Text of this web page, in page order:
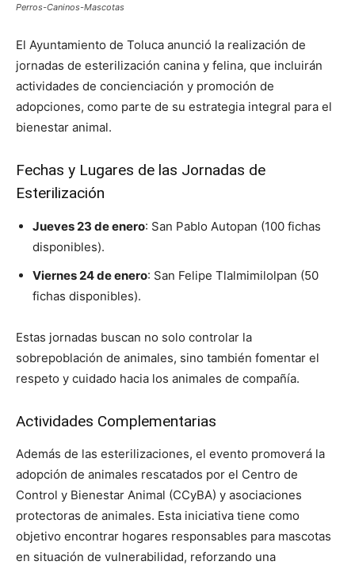
Perros-Caninos-Mascotas
El Ayuntamiento de Toluca anunció la realización de
jornadas de esterilización canina y felina, que incluirán
actividades de concienciación y promoción de
adopciones, como parte de su estrategia integral para el
bienestar animal.
Fechas y Lugares de las Jornadas de
Esterilización
Jueves 23 de enero: San Pablo Autopan (100 fichas
disponibles).
Viernes 24 de enero: San Felipe Tlalmimilolpan (50
fichas disponibles).
Estas jornadas buscan no solo controlar la
sobrepoblación de animales, sino también fomentar el
respeto y cuidado hacia los animales de compañía.
Actividades Complementarias
Además de las esterilizaciones, el evento promoverá la
adopción de animales rescatados por el Centro de
Control y Bienestar Animal (CCyBA) y asociaciones
protectoras de animales. Esta iniciativa tiene como
objetivo encontrar hogares responsables para mascotas
en situación de vulnerabilidad, reforzando una